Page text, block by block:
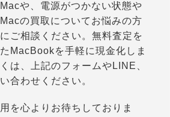
や、電源がつかない状態や
の買取についてお悩みの方
ご相談ください。無料査定を
MacBookを手軽に現金化しま
は、上記のフォームやLINE、
合わせください。
を心よりお待ちしておりま